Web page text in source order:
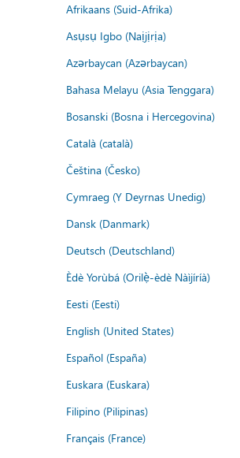
Afrikaans (Suid-Afrika)
Asụsụ Igbo (Naịjịrịa)
Azərbaycan (Azərbaycan)
Bahasa Melayu (Asia Tenggara)
Bosanski (Bosna i Hercegovina)
Català (català)
Čeština (Česko)
Cymraeg (Y Deyrnas Unedig)
Dansk (Danmark)
Deutsch (Deutschland)
Èdè Yorùbá (Orilẹ̀-èdè Nàìjíríà)
Eesti (Eesti)
English (United States)
Español (España)
Euskara (Euskara)
Filipino (Pilipinas)
Français (France)